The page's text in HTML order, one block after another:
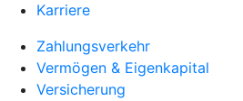
Karriere
Zahlungsverkehr
Vermögen & Eigenkapital
Versicherung